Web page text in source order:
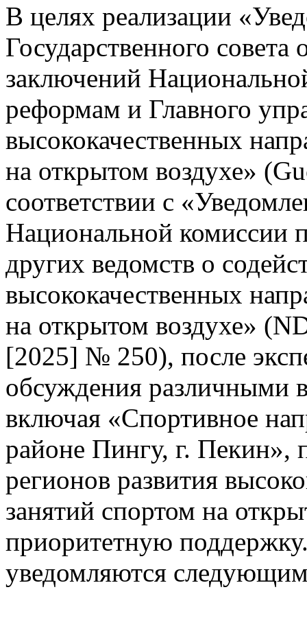
В целях реализации
Государственного
заключений
реформам и Главного
высококачественных
на открытом воздухе»
соответствии с
Национальной комиссии
других ведомств о
высококачественных
на открытом воздухе»
[2025] № 250), после
обсуждения различными
включая «Спортивное
районе Пингу, г. Пекин»,
регионов развития
занятий спортом на
приоритетную
уведомляются